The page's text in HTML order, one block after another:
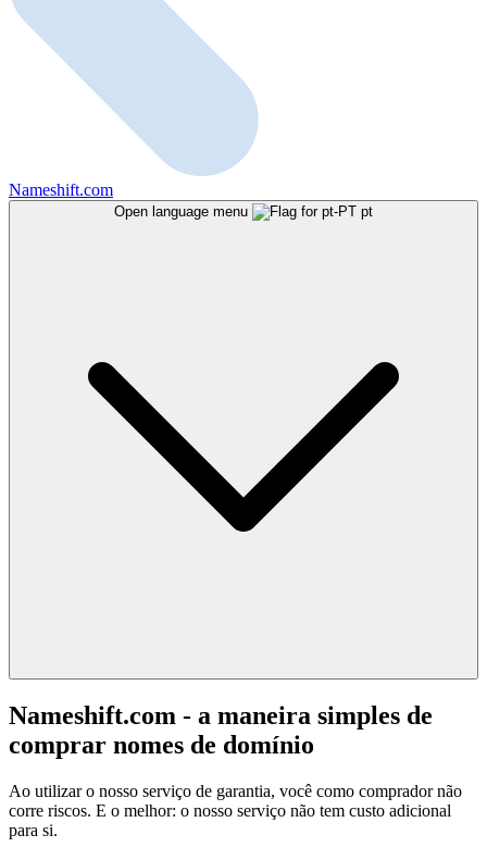
Nameshift.com
Open language menu pt
Nameshift.com - a maneira simples de
comprar nomes de domínio
Ao utilizar o nosso serviço de garantia, você como comprador não
corre riscos. E o melhor: o nosso serviço não tem custo adicional
para si.